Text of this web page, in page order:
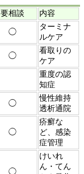
要相談 内容
◯
ターミナ
ルケア
◯
看取りの
ケア
重度の認
知症
◯
慢性維持
透析通院
◯
疥癬な
ど、感染
症管理
◯
けいれ
ん・てん